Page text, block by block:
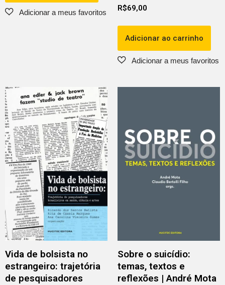
R$69,00
Adicionar ao carrinho
Vida de bolsista no
estrangeiro: trajetória
de pesquisadores
Sobre o suicídio:
temas, textos e
reflexões | André Mota